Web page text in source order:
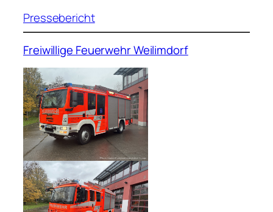
Pressebericht
Freiwillige Feuerwehr Weilimdorf